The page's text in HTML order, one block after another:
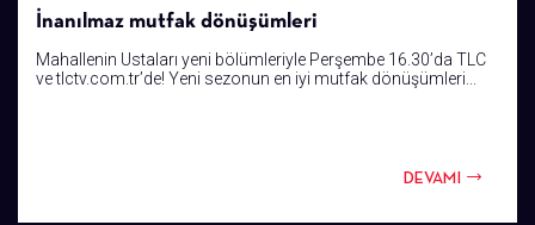
İnanılmaz mutfak dönüşümleri
Mahallenin Ustaları yeni bölümleriyle Perşembe 16.30’da TLC
ve tlctv.com.tr’de! Yeni sezonun en iyi mutfak dönüşümleri...
DEVAMI